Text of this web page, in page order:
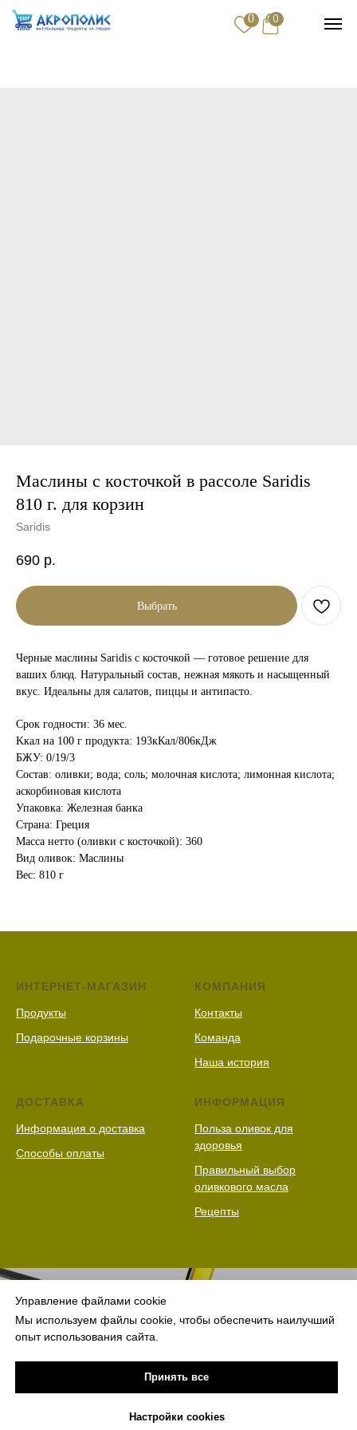
0 0
Управление файлами cookie
Мы используем файлы cookie, чтобы обеспечить наилучший
опыт использования сайта.
Принять все
Настройки cookies
Маслины с косточкой в рассоле Saridis
810 г. для корзин
Saridis
690 р.
Выбрать
Черные маслины Saridis с косточкой — готовое решение для
ваших блюд. Натуральный состав, нежная мякоть и насыщенный
вкус. Идеальны для салатов, пиццы и антипасто.
Срок годности: 36 мес.
Kкал на 100 г продукта: 193кКал/806кДж
БЖУ: 0/19/3
Состав: оливки; вода; соль; молочная кислота; лимонная кислота;
аскорбиновая кислота
Упаковка: Железная банка
Страна: Греция
Масса нетто (оливки с косточкой): 360
Вид оливок: Маслины
Вес: 810 г
ИНТЕРНЕТ-МАГАЗИН
Продукты
Подарочные корзины
КОМПАНИЯ
Контакты
Команда
Наша история
ДОСТАВКА
Информация о доставка
Способы оплаты
ИНФОРМАЦИЯ
Польза оливок для
здоровья
Правильный выбор
оливкового масла
Рецепты
© 2025 Vivaoliva.